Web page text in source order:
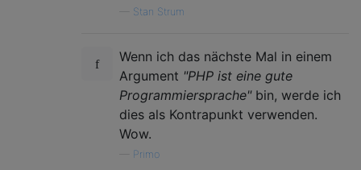
Stan Strum
Wenn ich das nächste Mal in einem
Argument "PHP ist eine gute
Programmiersprache"bin, werde ich
dies als Kontrapunkt verwenden.
Wow.
Primo